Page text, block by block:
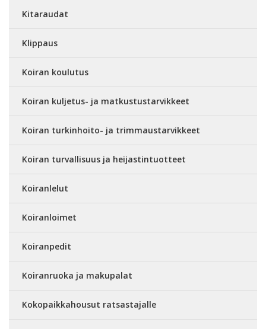
Kitaraudat
Klippaus
Koiran koulutus
Koiran kuljetus- ja matkustustarvikkeet
Koiran turkinhoito- ja trimmaustarvikkeet
Koiran turvallisuus ja heijastintuotteet
Koiranlelut
Koiranloimet
Koiranpedit
Koiranruoka ja makupalat
Kokopaikkahousut ratsastajalle